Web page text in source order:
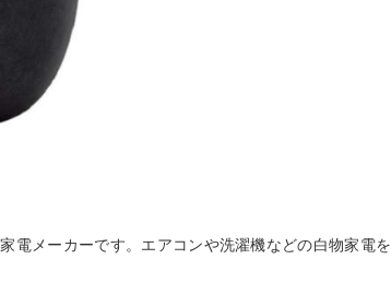
電メーカーです。エアコンや洗濯機などの白物家電を